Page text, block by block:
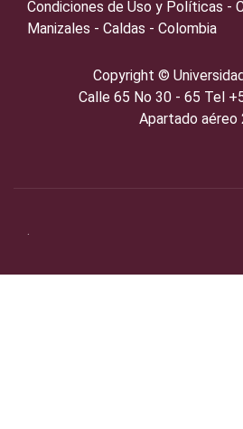
Condiciones de Uso y Políticas -
Manizales - Caldas - Colombia
Copyright ©️
Calle 65 No 30 - 65 Tel
Apartado aéreo